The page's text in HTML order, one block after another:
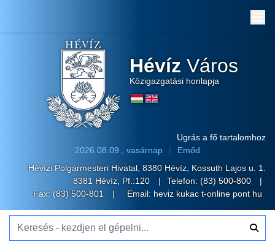
Hévíz Város
Közigazgatási honlapja
Ugrás a fő tartalomhoz
2026.08.09., vasárnap
Emőd
Hévízi Polgármesteri Hivatal, 8380 Hévíz, Kossuth Lajos u. 1.
8381 Hévíz, Pf.:120
Telefon: (83) 500-800
Fax: (83) 500-801
Email: heviz kukac t-online pont hu